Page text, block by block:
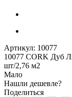
Артикул: 10077
10077 CORK Дуб
шт/2,76 м2
Мало
Нашли дешевле?
Поделиться